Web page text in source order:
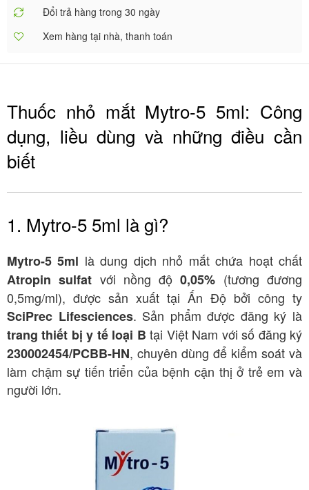
Đổi trả hàng trong 30 ngày
Xem hàng tại nhà, thanh toán
Thuốc nhỏ mắt Mytro-5 5ml: Công
dụng, liều dùng và những điều cần
biết
1. Mytro-5 5ml là gì?
Mytro-5 5ml là dung dịch nhỏ mắt chứa hoạt chất
Atropin sulfat với nồng độ0,05% (tương đương
0,5mg/ml), được sản xuất tại Ấn Độ bởi công ty
SciPrec Lifesciences. Sản phẩm được đăng ký là
trang thiết bị y tế loại B tại Việt Nam với số đăng ký
230002454/PCBB-HN, chuyên dùng để kiểm soát và
làm chậm sự tiến triển của bệnh cận thị ở trẻ em và
người lớn.